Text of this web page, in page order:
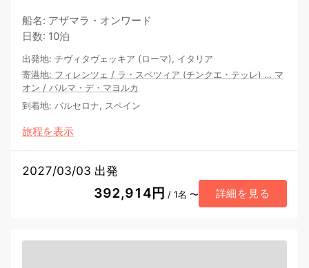
船名: アザマラ・オンワード
日数: 10泊
出発地: チヴィタヴェッキア (ローマ), イタリア
寄港地: フィレンツェ / ラ・スペツィア (チンクエ・テッレ) … マ
オン / パルマ・デ・マヨルカ
到着地: バルセロナ, スペイン
旅程を表示
2027/03/03 出発
392,914円 / 1名 〜 詳細を見る